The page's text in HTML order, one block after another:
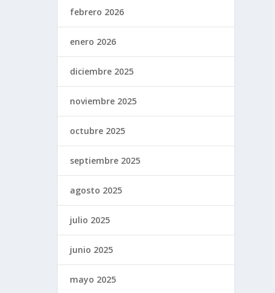
febrero 2026
enero 2026
diciembre 2025
noviembre 2025
octubre 2025
septiembre 2025
agosto 2025
julio 2025
junio 2025
mayo 2025